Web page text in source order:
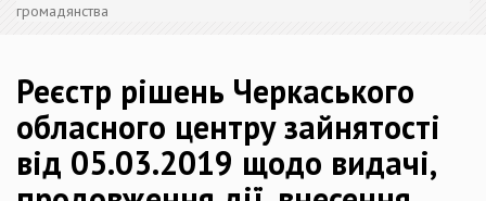
громадянства
Реєстр рішень Черкаського
обласного центру зайнятості
від 05.03.2019 щодо видачі,